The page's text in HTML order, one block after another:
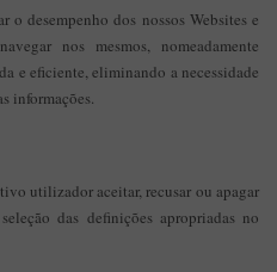
desempenho dos nossos Websites e
nos mesmos, nomeadamente
e eficiente, eliminando a necessidade
informações.
utilizador aceitar, recusar ou apagar
das definições apropriadas no